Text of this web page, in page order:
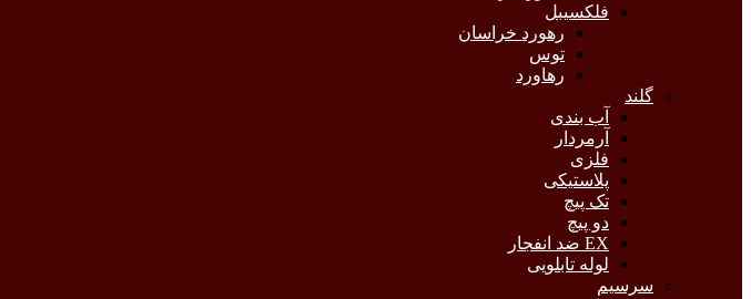
فلکسیبل
رهورد خراسان
توس
رهاورد
گلند
آب بندی
آرمردار
فلزی
پلاستیکی
تک پیچ
دو پیچ
EX ضد انفجار
لوله تابلویی
سرسیم